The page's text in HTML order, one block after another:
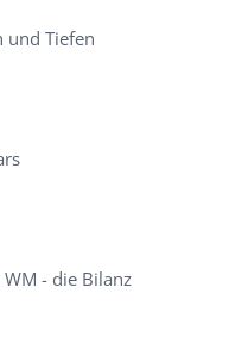
und Tiefen
- die Bilanz